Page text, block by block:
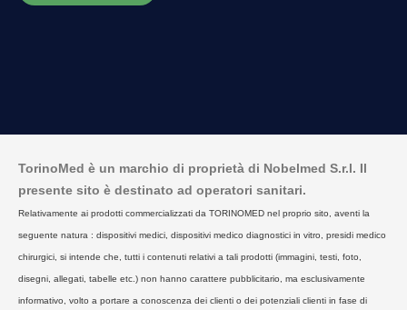
TorinoMed è un marchio di proprietà di Nobelmed S.r.l. Il
presente sito è destinato ad operatori sanitari.
Relativamente ai prodotti commercializzati da TORINOMED nel proprio sito, aventi la
seguente natura : dispositivi medici, dispositivi medico diagnostici in vitro, presidi medico
chirurgici, si intende che, tutti i contenuti relativi a tali prodotti (immagini, testi, foto,
disegni, allegati, tabelle etc.) non hanno carattere pubblicitario, ma esclusivamente
informativo, volto a portare a conoscenza dei clienti o dei potenziali clienti in fase di